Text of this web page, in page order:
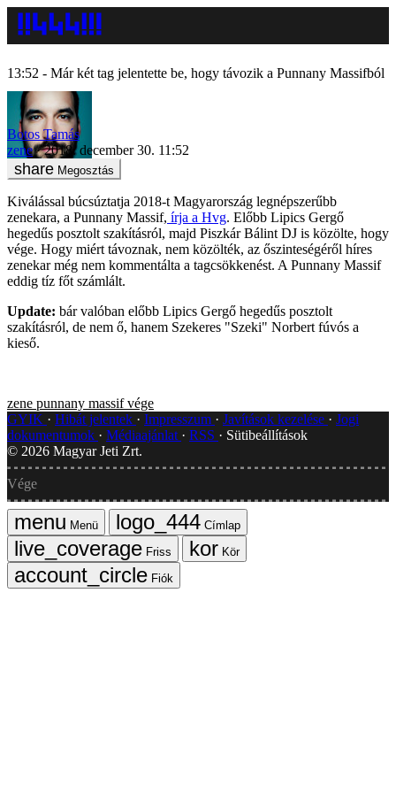
13:52 - Már két tag jelentette be, hogy távozik a Punnany Massifból
Botos Tamás
zene
2018. december 30. 11:52
Megosztás
Kiválással búcsúztatja 2018-t Magyarország legnépszerűbb
zenekara, a Punnany Massif, írja a Hvg. Előbb Lipics Gergő
hegedűs posztolt szakításról, majd Piszkár Bálint DJ is közölte, hogy
vége. Hogy miért távoznak, nem közölték, az őszinteségéről híres
zenekar még nem kommentálta a tagcsökkenést. A Punnany Massif
eddig tíz főt számlált.
Update: bár valóban előbb Lipics Gergő hegedűs posztolt
szakításról, de nem ő, hanem Szekeres "Szeki" Norbert fúvós a
kieső.
zene punnany massif vége
GYIK
Hibát jelentek Impresszum Javítások kezelése
Jogi
dokumentumok
Médiaajánlat RSS
Sütibeállítások
© 2026 Magyar Jeti Zrt.
Vége
Menü
Címlap
Friss
Kör
Fiók